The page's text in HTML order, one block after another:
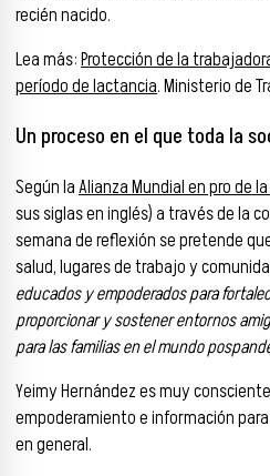
recién nacido.
Lea más:Protección de la
período de lactancia. Ministerio de
Un proceso en el que toda la
Según laAlianza Mundial en pro de
sus siglas en inglés) a través de la
semana de reflexión se pretende
salud, lugares de trabajo y
educados y empoderados para
proporcionar y sostener entornos
para las familias en el mundo
Yeimy Hernández es muy
empoderamiento e información
en general.